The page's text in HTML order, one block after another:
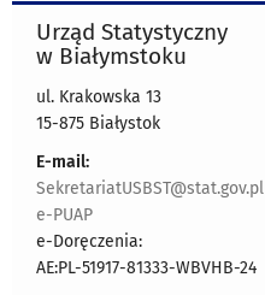
Urząd Statystyczny
w Białymstoku
ul. Krakowska 13
15-875 Białystok
E-mail:
SekretariatUSBST@stat.gov.pl
e-PUAP
e-Doręczenia:
AE:PL-51917-81333-WBVHB-24